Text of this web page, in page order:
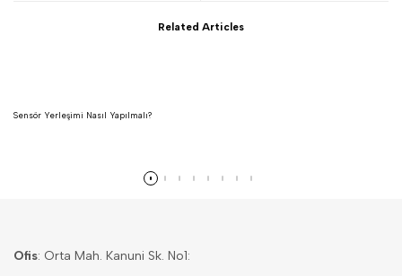
Related Articles
Sensör Yerleşimi Nasıl Yapılmalı?
Ofis: Orta Mah. Kanuni Sk. No1: